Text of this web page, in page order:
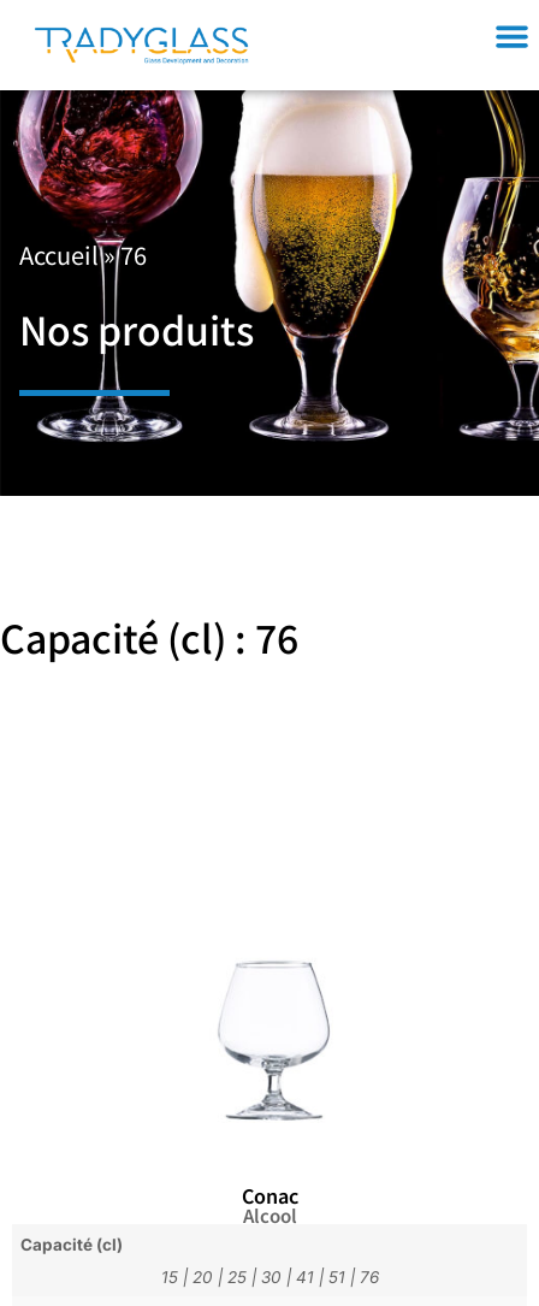
Accueil»76
Nos produits
Capacité (cl) : 76
Conac
Alcool
Capacité (cl)
15| 20 | 25| 30 | 41| 51| 76